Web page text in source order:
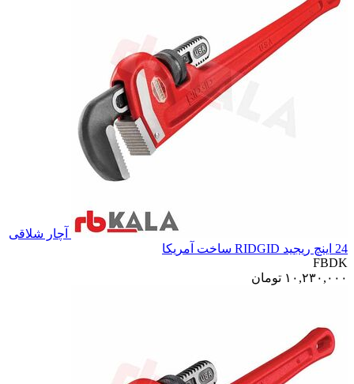
آچار شلاقی
24 اینچ ریجید RIDGID ساخت آمریکا
FBDK
۱۰,۲۳۰,۰۰۰ تومان